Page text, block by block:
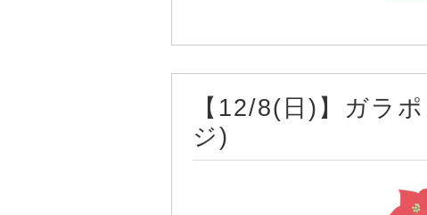
【12/8(日)】ガラ
ジ)